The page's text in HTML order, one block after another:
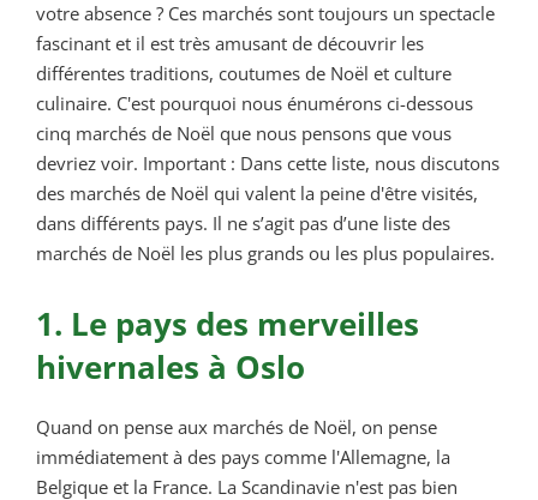
votre absence ? Ces marchés sont toujours un spectacle
fascinant et il est très amusant de découvrir les
différentes traditions, coutumes de Noël et culture
culinaire. C'est pourquoi nous énumérons ci-dessous
cinq marchés de Noël que nous pensons que vous
devriez voir. Important : Dans cette liste, nous discutons
des marchés de Noël qui valent la peine d'être visités,
dans différents pays. Il ne s’agit pas d’une liste des
marchés de Noël les plus grands ou les plus populaires.
1. Le pays des merveilles
hivernales à Oslo
Quand on pense aux marchés de Noël, on pense
immédiatement à des pays comme l'Allemagne, la
Belgique et la France. La Scandinavie n'est pas bien